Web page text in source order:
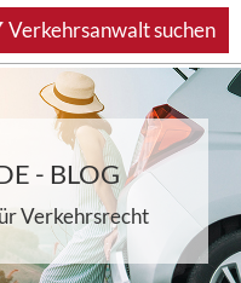
- BLOG
Verkehrsrecht
Verkehrsanwalt suchen